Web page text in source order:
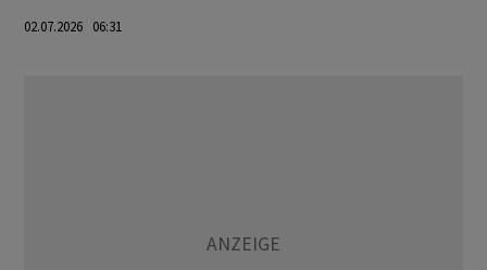
02.07.2026 06:31